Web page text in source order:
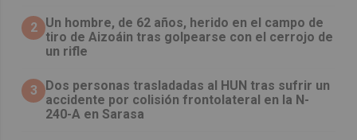
2 Un hombre, de 62 años, herido en el campo de
tiro de Aizoáin tras golpearse con el cerrojo de
un rifle
3
​Dos personas trasladadas al HUN tras sufrir un
accidente por colisión frontolateral en la N-
240-A en Sarasa